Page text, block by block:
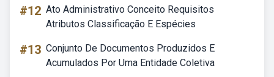
#12 Ato Administrativo Conceito Requisitos
Atributos Classificação E Espécies
#13 Conjunto De Documentos Produzidos E
Acumulados Por Uma Entidade Coletiva